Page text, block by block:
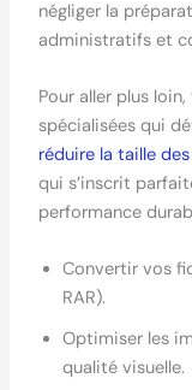
négliger la
administratifs et
Pour aller plus
spécialisées qui
réduire la taille
qui s’inscrit
performance
Convertir vos
RAR).
Optimiser les
qualité visuelle.